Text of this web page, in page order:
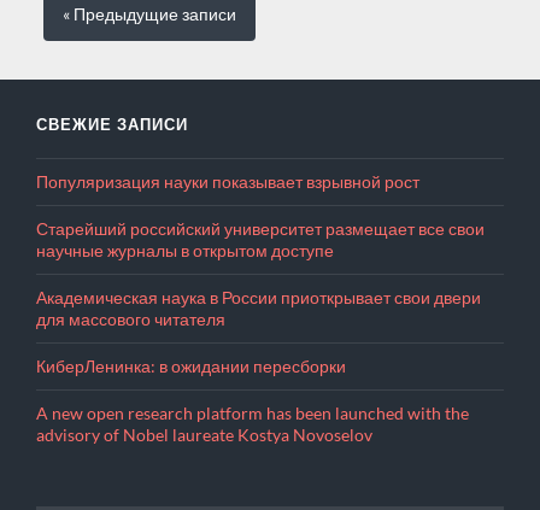
« Предыдущиезаписи
СВЕЖИЕ ЗАПИСИ
Популяризация науки показывает взрывной рост
Старейший российский университет размещает все свои
научные журналы в открытом доступе
Академическая наука в России приоткрывает свои двери
для массового читателя
КиберЛенинка: в ожидании пересборки
A new open research platform has been launched with the
advisory of Nobel laureate Kostya Novoselov